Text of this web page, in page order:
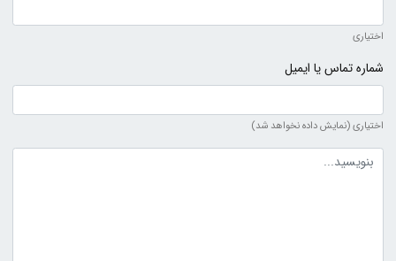
اختیاری
شماره تماس یا ایمیل
اختیاری (نمایش داده نخواهد شد)
متن دیدگاه